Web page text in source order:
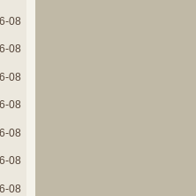
08
08
08
08
08
08
08